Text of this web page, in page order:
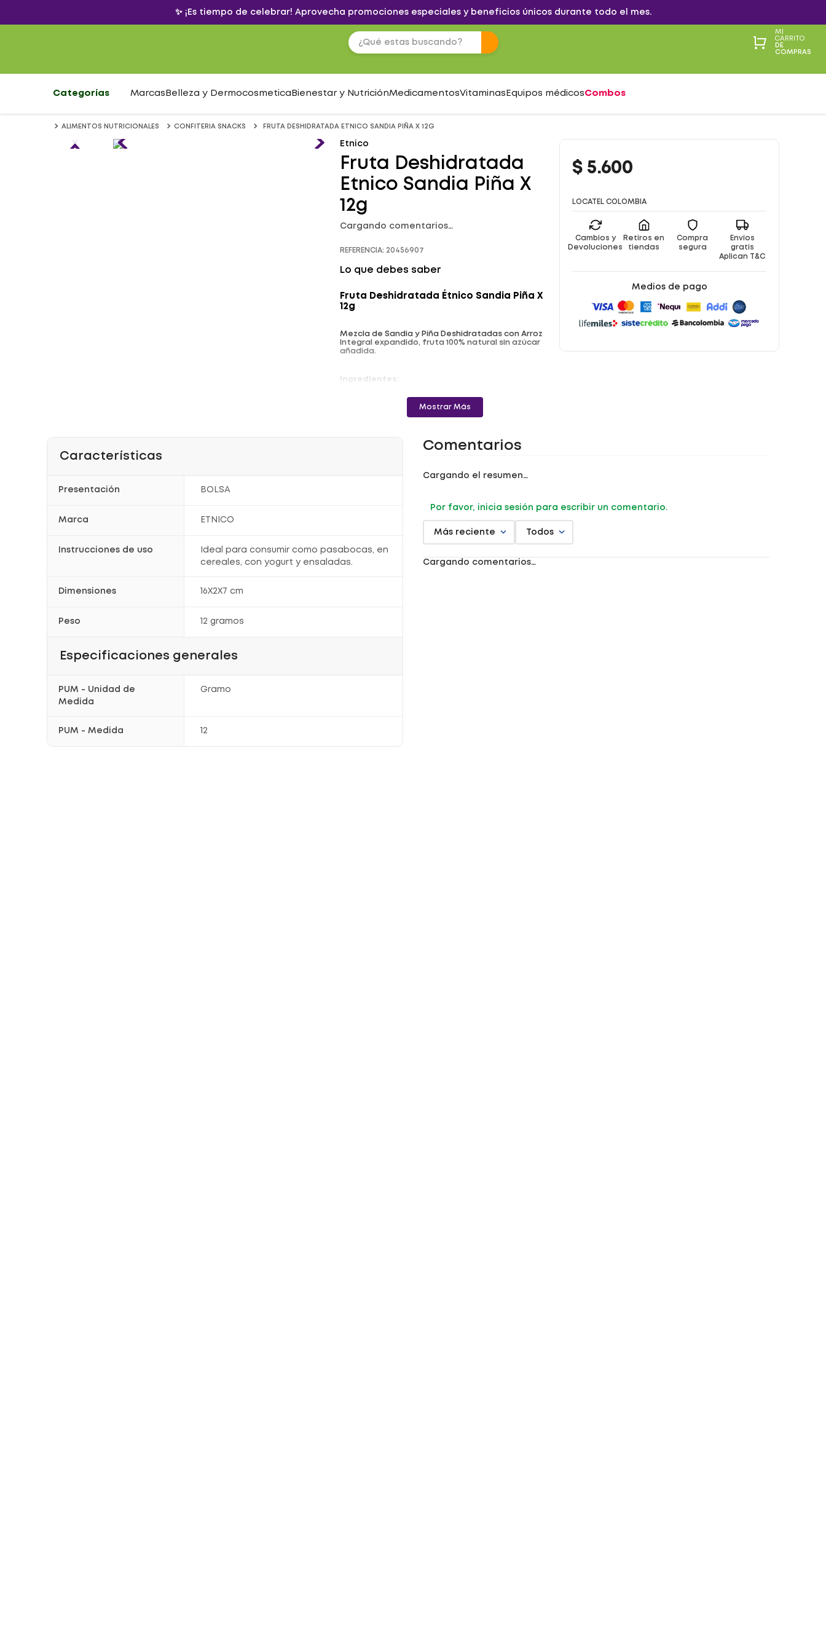
✨ ¡Es tiempo de celebrar! Aprovecha promociones especiales y beneficios únicos durante todo el mes.
MI
CARRITO
DE
COMPRAS
Categorías Marcas Belleza y Dermocosmetica Bienestar y NutriciónMedicamentosVitaminas Equipos médicosCombos
ALIMENTOS NUTRICIONALES CONFITERIA SNACKS FRUTA DESHIDRATADA ETNICO SANDIA PIÑA X 12G
Etnico
Fruta Deshidratada
Etnico Sandia Piña X
12g
Cargando comentarios…
REFERENCIA: 20456907
Lo que debes saber
Fruta Deshidratada Étnico Sandia Piña X
12g
Mezcla de Sandia y Piña Deshidratadas con Arroz
Integral expandido, fruta 100% natural sin azúcar
añadida.
Ingredientes:
- Sandia deshidratada, piña deshidratada, cereal
de arroz integral expandido, miel de panela y sal.
Mostrar Más
$ 5.600
LOCATEL COLOMBIA
Cambios y
Devoluciones
Retiros en
tiendas
Compra
segura
Envíos
gratis
Aplican T&C
Medios de pago
Características
Presentación BOLSA
Marca ETNICO
Instrucciones de uso
Ideal para consumir como pasabocas, en
cereales, con yogurt y ensaladas.
Dimensiones 16X2X7 cm
Peso 12 gramos
Especificaciones generales
PUM - Unidad de
Medida
Gramo
PUM - Medida 12
Comentarios
Cargando el resumen…
Por favor, inicia sesión para escribir un comentario.
Más reciente Todos
Cargando comentarios…